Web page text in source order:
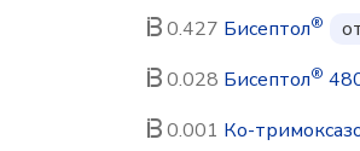
0.427 Бисептол®
0.028 Бисептол®
0.001 Ко-